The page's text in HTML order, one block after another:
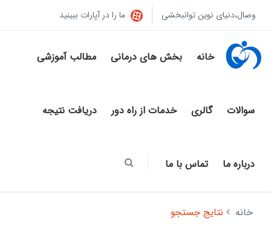
وصال،دنیای نوین توانبخشی ما را در آپارات ببینید
خانه بخش های درمانی مطالب آموزشی
سوالات گالری خدمات از راه دور دریافت نتیجه
درباره ما تماس با ما
خانه نتایج جستجو